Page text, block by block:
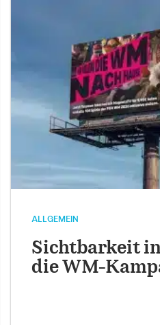
ALLGEMEIN
Sichtbarkeit
die WM-